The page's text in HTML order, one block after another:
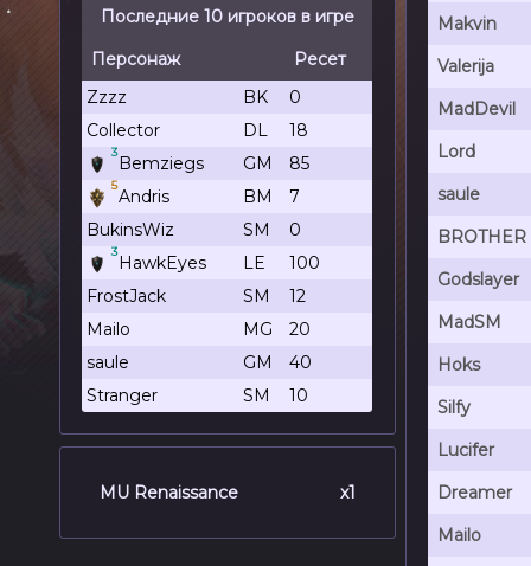
Последние 10 игроков в игре
Персонаж
Ресет
Zzzz
BK
0
Collector
DL 18
3
Bemziegs GM 85
5
Andris BM
7
BukinsWiz
SM 0
3
HawkEyes LE
100
FrostJack
SM
12
Mailo
MG
20
saule
GM
40
Stranger
SM 10
MU Renaissance x1
Makvin
Valerija
MadDevil
Lord
saule
BROTHER
Godslayer
MadSM
Hoks
Silfy
Lucifer
Dreamer
Mailo